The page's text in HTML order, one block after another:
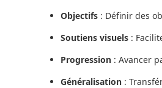
Objectifs : Définir des
Soutiens visuels :
Progression : Avancer
Généralisation :